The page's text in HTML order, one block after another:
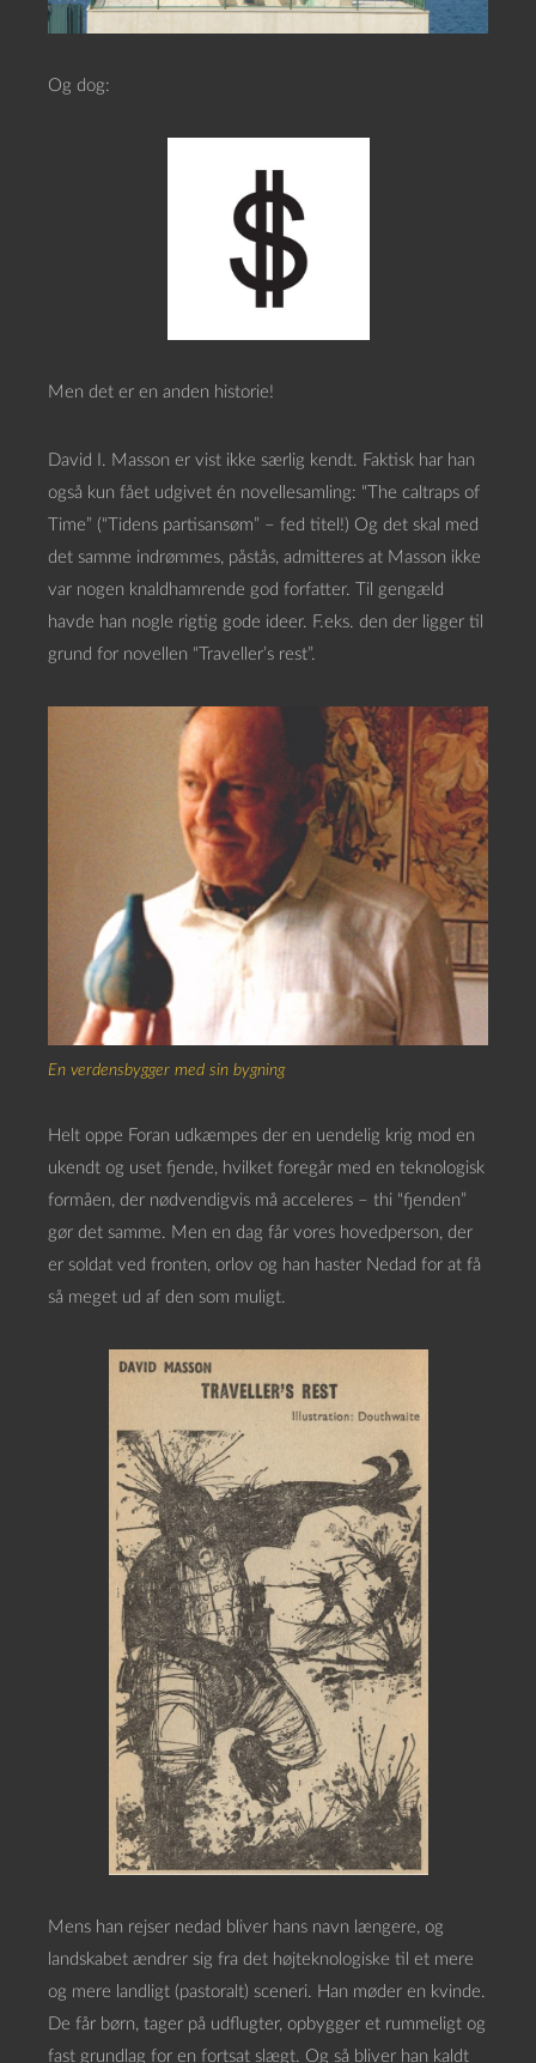
Og dog:
Men det er en anden historie!
David I. Masson er vist ikke særlig kendt. Faktisk har han
også kun fået udgivet én novellesamling: “The caltraps of
Time” (“Tidens partisansøm” – fed titel!) Og det skal med
det samme indrømmes, påstås, admitteres at Masson ikke
var nogen knaldhamrende god forfatter. Til gengæld
havde han nogle rigtig gode ideer. F.eks. den der ligger til
grund for novellen “Traveller’s rest”.
En verdensbygger med sin bygning
Helt oppe Foran udkæmpes der en uendelig krig mod en
ukendt og uset fjende, hvilket foregår med en teknologisk
formåen, der nødvendigvis må acceleres – thi “fjenden”
gør det samme. Men en dag får vores hovedperson, der
er soldat ved fronten, orlov og han haster Nedad for at få
så meget ud af den som muligt.
Mens han rejser nedad bliver hans navn længere, og
landskabet ændrer sig fra det højteknologiske til et mere
og mere landligt (pastoralt) sceneri. Han møder en kvinde.
De får børn, tager på udflugter, opbygger et rummeligt og
fast grundlag for en fortsat slægt. Og så bliver han kaldt